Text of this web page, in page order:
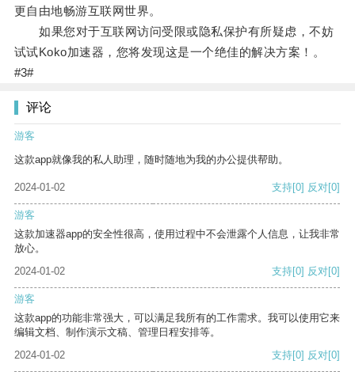
更自由地畅游互联网世界。
如果您对于互联网访问受限或隐私保护有所疑虑，不妨
试试Koko加速器，您将发现这是一个绝佳的解决方案！。
#3#
评论
游客
这款app就像我的私人助理，随时随地为我的办公提供帮助。
2024-01-02 支持[0] 反对[0]
游客
这款加速器app的安全性很高，使用过程中不会泄露个人信息，让我非常
放心。
2024-01-02
支持[0] 反对[0]
游客
这款app的功能非常强大，可以满足我所有的工作需求。我可以使用它来
编辑文档、制作演示文稿、管理日程安排等。
2024-01-02
支持[0] 反对[0]